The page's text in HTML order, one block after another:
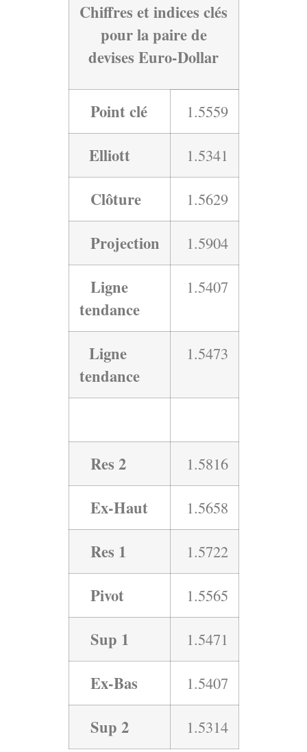
Chiffres et indices clés
pour la paire de
devises Euro-Dollar
Point clé 1.5559
Elliott 1.5341
Clôture 1.5629
Projection 1.5904
Ligne
tendance
1.5407
Ligne
tendance
1.5473
Res 2 1.5816
Ex-Haut 1.5658
Res 1 1.5722
Pivot 1.5565
Sup 1 1.5471
Ex-Bas 1.5407
Sup 2 1.5314